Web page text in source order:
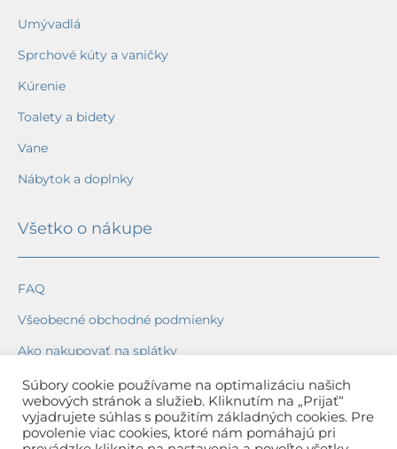
Umývadlá
Sprchové kúty a vaničky
Kúrenie
Toalety a bidety
Vane
Nábytok a doplnky
Všetko o nákupe
FAQ
Všeobecné obchodné podmienky
Ako nakupovať na splátky
Ochrana osobných údajov
Reklamačný poriadok
Spôsob a cena dopravy
Súbory cookie používame na optimalizáciu našich
webových stránok a služieb. Kliknutím na „Prijať“
vyjadrujete súhlas s použitím základných cookies. Pre
povolenie viac cookies, ktoré nám pomáhajú pri